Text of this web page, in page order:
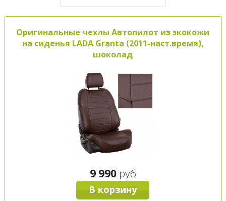
Оригинальные чехлы Автопилот из экокожи
на сиденья LADA Granta (2011-наст.время),
шоколад
9 990 руб
В корзину